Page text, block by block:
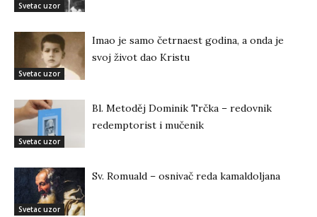
Svetac uzor
Svetac uzor
Imao je samo četrnaest godina, a onda je
svoj život dao Kristu
Svetac uzor
Bl. Metoděj Dominik Trčka – redovnik
redemptorist i mučenik
Svetac uzor
Sv. Romuald – osnivač reda kamaldoljana